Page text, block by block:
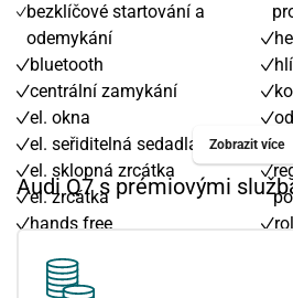
bezklíčové startování a
odemykání
bluetooth
centrální zamykání
el. okna
el. seřiditelná sedadla
el. sklopná zrcátka
el. zrcátka
hands free
klimatizace
Zobrazit více
Audi Q7 s prémiovými